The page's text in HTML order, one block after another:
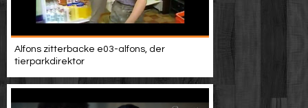
Alfons zitterbacke e03-alfons, der
tierparkdirektor